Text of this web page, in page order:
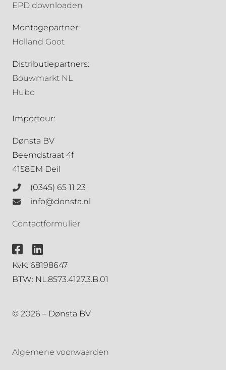
EPD downloaden
Montagepartner:
Holland Goot
Distributiepartners:
Bouwmarkt NL
Hubo
Importeur:
Dønsta BV
Beemdstraat 4f
4158EM Deil
(0345) 65 11 23
info@donsta.nl
Contactformulier
KvK: 68198647
BTW: NL.8573.4127.3.B.01
© 2026 – Dønsta BV
Algemene voorwaarden